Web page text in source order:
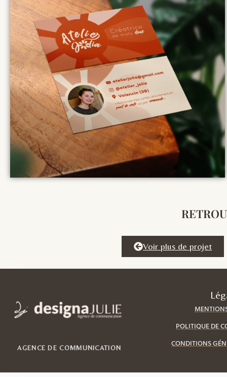
Voir plus de projet
AGENCE DE COMMUNICATION
POLITIQUE DE
CONDITIONS